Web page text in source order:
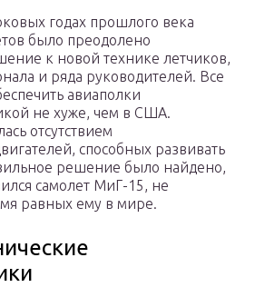
годах прошлого века
было преодолено
к новой технике летчиков,
и ряда руководителей. Все
авиаполки
не хуже, чем в США.
отсутствием
способных развивать
решение было найдено,
самолет МиГ-15, не
равных ему в мире.